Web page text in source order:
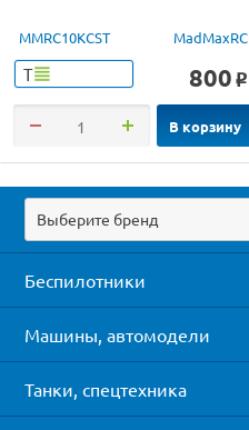
MMRC10KCST MadMaxRC
Т 800 o
В корзину
Выберите бренд
Беспилотники
Машины, автомодели
Танки, спецтехника